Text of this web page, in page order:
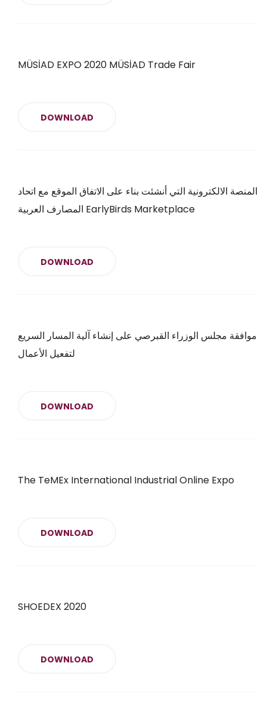
MÜSİAD EXPO 2020 MÜSİAD Trade Fair
DOWNLOAD
المنصة الالكترونية التي أنشئت بناء على الاتفاق الموقع مع اتحاد
المصارف العربية EarlyBirds Marketplace
DOWNLOAD
موافقة مجلس الوزراء القبرصي على إنشاء آلية المسار السريع
لتفعيل الأعمال
DOWNLOAD
The TeMEx International Industrial Online Expo
DOWNLOAD
SHOEDEX 2020
DOWNLOAD